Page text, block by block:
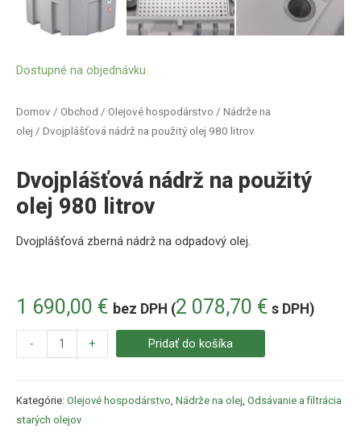
Domov / Obchod / Olejové hospodárstvo / Nádrže na
olej / Dvojplášťová nádrž na použitý olej 980 litrov
Dvojplášťová nádrž na použitý
olej 980 litrov
1 690,00 € bez DPH (2 078,70 € s DPH)
Dvojplášťová zberná nádrž na odpadový olej.
Dostupné na objednávku
- + Pridať do košíka
Kategórie: Olejové hospodárstvo, Nádrže na olej, Odsávanie a filtrácia
starých olejov